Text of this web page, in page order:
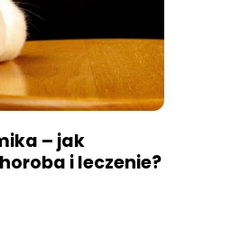
– jak
i leczenie?